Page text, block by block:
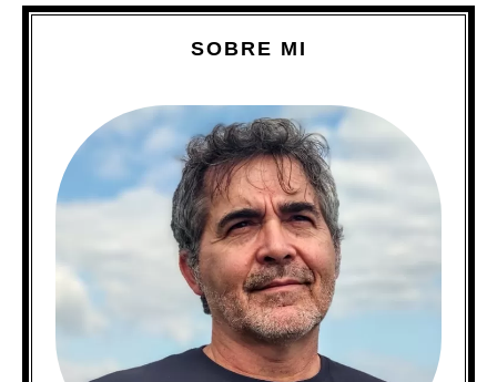
SOBRE MI